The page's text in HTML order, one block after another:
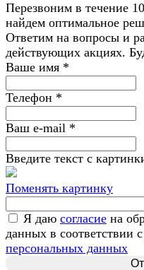
Перезвоним в течение
найдем оптимальное
Ответим на вопросы и
действующих акциях.
Ваше имя *
Телефон *
Ваш e-mail *
Введите текст с
Поменять картинку
Я даю согласие на
данных в соответствии с
персональных данных